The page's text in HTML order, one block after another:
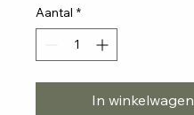
Aantal *
In winkelwagen